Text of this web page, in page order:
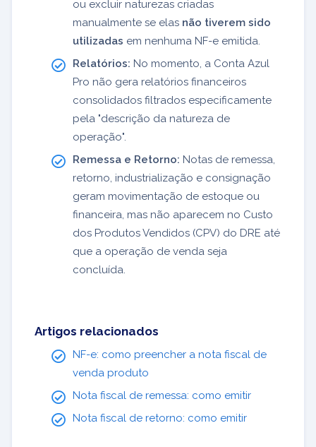
ou excluir naturezas criadas
manualmente se elas não tiverem sido
utilizadas em nenhuma NF-e emitida.
Relatórios: No momento, a Conta Azul
Pro não gera relatórios financeiros
consolidados filtrados especificamente
pela "descrição da natureza de
operação".
Remessa e Retorno: Notas de remessa,
retorno, industrialização e consignação
geram movimentação de estoque ou
financeira, mas não aparecem no Custo
dos Produtos Vendidos (CPV) do DRE até
que a operação de venda seja
concluída.
Artigos relacionados
NF-e: como preencher a nota fiscal de
venda produto
Nota fiscal de remessa: como emitir
Nota fiscal de retorno: como emitir